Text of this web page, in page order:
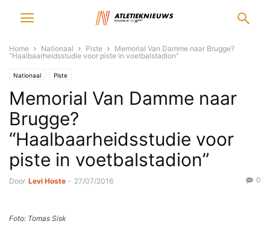
Home Nationaal Piste
Memorial Van Damme naar Brugge?
“Haalbaarheidsstudie voor piste in voetbalstadion”
Nationaal Piste
Memorial Van Damme naar
Brugge?
“Haalbaarheidsstudie voor
piste in voetbalstadion”
Door Levi Hoste - 27/07/2016 0
Foto: Tomas Sisk